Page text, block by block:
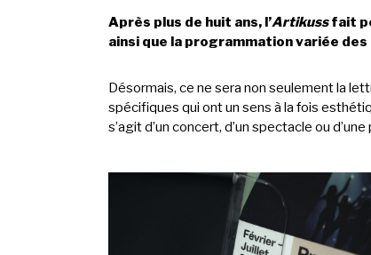
Après plus de huit ans, l’Artikussfait
ainsi que la programmation variée
Désormais, ce ne sera non seulement la
spécifiques qui ont un sens à la fois
s’agit d’un concert, d’un spectacle ou